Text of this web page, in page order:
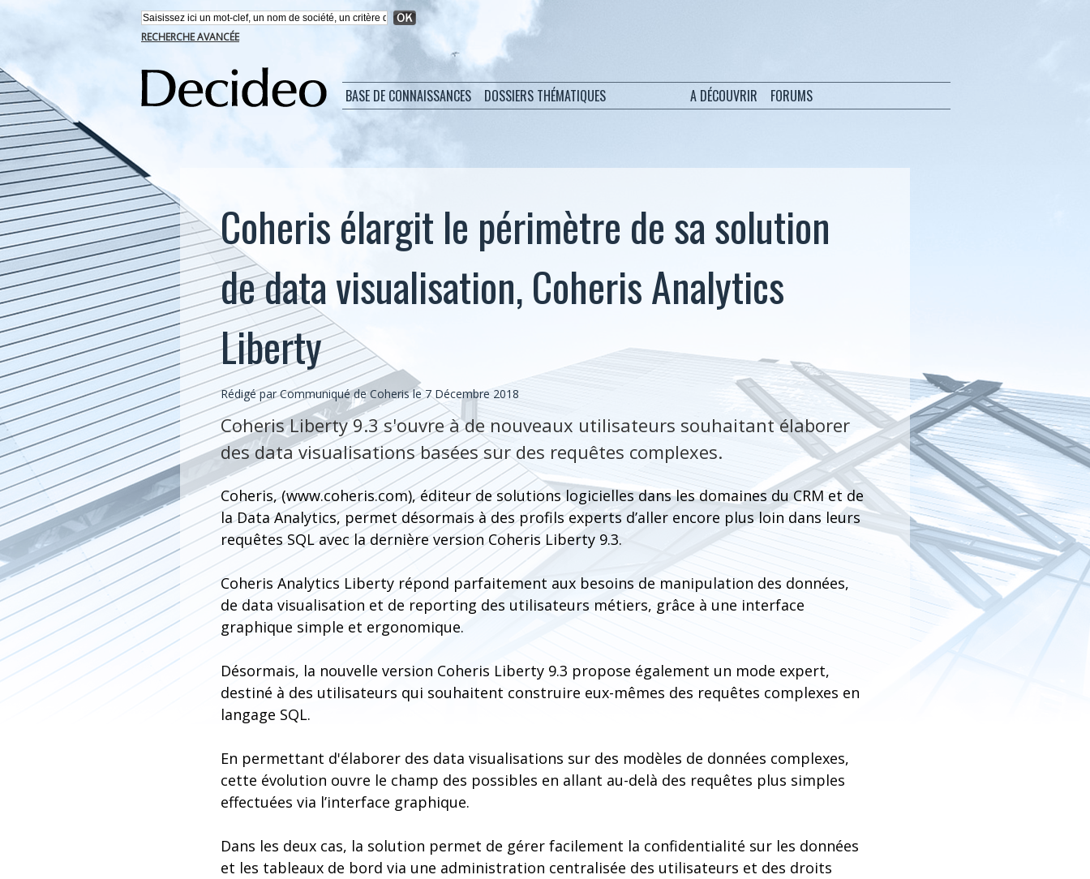
RECHERCHE AVANCÉE
BASE DE CONNAISSANCES DOSSIERS THÉMATIQUES A DÉCOUVRIR FORUMS
Coheris élargit le périmètre de sa solution
de data visualisation, Coheris Analytics
Liberty
Rédigé par Communiqué de Coheris le 7 Décembre 2018
Coheris Liberty 9.3 s'ouvre à de nouveaux utilisateurs souhaitant élaborer
des data visualisations basées sur des requêtes complexes.
Coheris, (www.coheris.com), éditeur de solutions logicielles dans les domaines du CRM et de
la Data Analytics, permet désormais à des profils experts d’aller encore plus loin dans leurs
requêtes SQL avec la dernière version Coheris Liberty 9.3.
Coheris Analytics Liberty répond parfaitement aux besoins de manipulation des données,
de data visualisation et de reporting des utilisateurs métiers, grâce à une interface
graphique simple et ergonomique.
Désormais, la nouvelle version Coheris Liberty 9.3 propose également un mode expert,
destiné à des utilisateurs qui souhaitent construire eux-mêmes des requêtes complexes en
langage SQL.
En permettant d'élaborer des data visualisations sur des modèles de données complexes,
cette évolution ouvre le champ des possibles en allant au-delà des requêtes plus simples
effectuées via l’interface graphique.
Dans les deux cas, la solution permet de gérer facilement la confidentialité sur les données
et les tableaux de bord via une administration centralisée des utilisateurs et des droits